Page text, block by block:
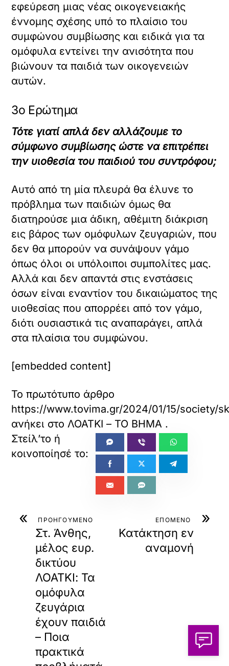
εφεύρεση μιας νέας οικογενειακής
έννομης σχέσης υπό το πλαίσιο του
συμφώνου συμβίωσης και ειδικά για τα
ομόφυλα εντείνει την ανισότητα που
βιώνουν τα παιδιά των οικογενειών
αυτών.
3ο Ερώτημα
Τότε γιατί απλά δεν αλλάζουμε το
σύμφωνο συμβίωσης ώστε να επιτρέπει
την υιοθεσία του παιδιού του συντρόφου;
Αυτό από τη μία πλευρά θα έλυνε το
πρόβλημα των παιδιών όμως θα
διατηρούσε μια άδικη, αθέμιτη διάκριση
εις βάρος των ομόφυλων ζευγαριών, που
δεν θα μπορούν να συνάψουν γάμο
όπως όλοι οι υπόλοιποι συμπολίτες μας.
Αλλά και δεν απαντά στις ενστάσεις
όσων είναι εναντίον του δικαιώματος της
υιοθεσίας που απορρέει από τον γάμο,
διότι ουσιαστικά τις αναπαράγει, απλά
στα πλαίσια του συμφώνου.
[embedded content]
Το πρωτότυπο άρθρο
https://www.tovima.gr/2024/01/15/society/
ανήκει στο ΛΟΑΤΚΙ – ΤΟ ΒΗΜΑ .
« ΠΡΟΗΓΟΥΜΕΝΟ
Στ. Άνθης,
μέλος ευρ.
δικτύου
ΛΟΑΤΚΙ: Τα
ομόφυλα
ζευγάρια
έχουν παιδιά
– Ποια
πρακτικά
»
ΕΠΟΜΕΝΟ
Κατάκτηση εν
αναμονή